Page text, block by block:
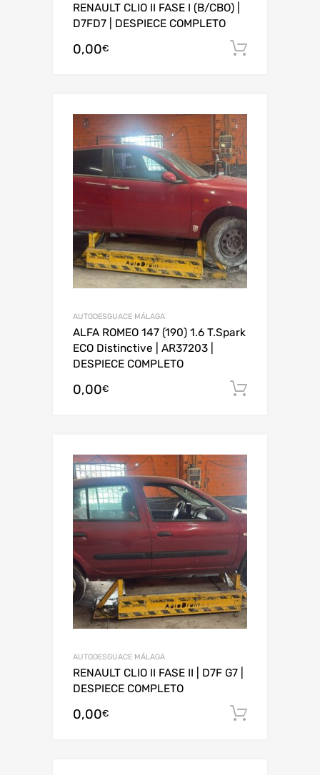
RENAULT CLIO II FASE I (B/CBO) |
D7FD7 | DESPIECE COMPLETO
0,00€
AUTODESGUACE MÁLAGA
ALFA ROMEO 147 (190) 1.6 T.Spark
ECO Distinctive | AR37203 |
DESPIECE COMPLETO
0,00€
AUTODESGUACE MÁLAGA
RENAULT CLIO II FASE II | D7F G7 |
DESPIECE COMPLETO
0,00€